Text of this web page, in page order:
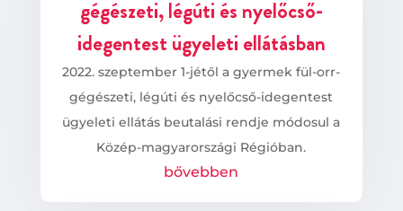
gégészeti, légúti és nyelőcső-
idegentest ügyeleti ellátásban
2022. szeptember 1-jétől a gyermek fül-orr-
gégészeti, légúti és nyelőcső-idegentest
ügyeleti ellátás beutalási rendje módosul a
Közép-magyarországi Régióban.
bővebben